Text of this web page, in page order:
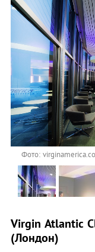
Фото:
Virgin Atlantic
(Лондон)